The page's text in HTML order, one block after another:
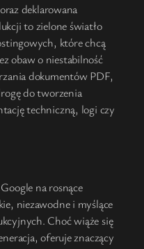
deklarowana
to zielone światło
które chcą
obaw o niestabilność
dokumentów PDF,
do tworzenia
techniczną, logi czy
na rosnące
niezawodne i myślące
Choć wiąże się
oferuje znaczący